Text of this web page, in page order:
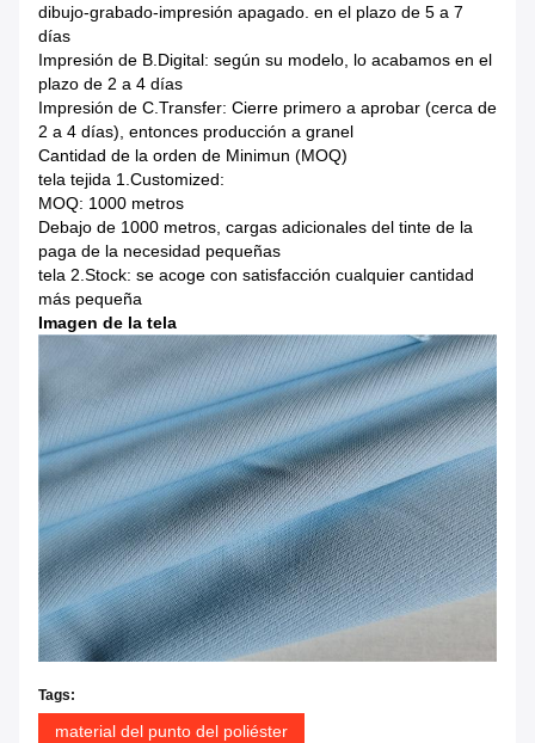
dibujo-grabado-impresión apagado. en el plazo de 5 a 7
días
Impresión de B.Digital: según su modelo, lo acabamos en el
plazo de 2 a 4 días
Impresión de C.Transfer: Cierre primero a aprobar (cerca de
2 a 4 días), entonces producción a granel
Cantidad de la orden de Minimun (MOQ)
tela tejida 1.Customized:
MOQ: 1000 metros
Debajo de 1000 metros, cargas adicionales del tinte de la
paga de la necesidad pequeñas
tela 2.Stock: se acoge con satisfacción cualquier cantidad
más pequeña
Imagen de la tela
Tags:
material del punto del poliéster